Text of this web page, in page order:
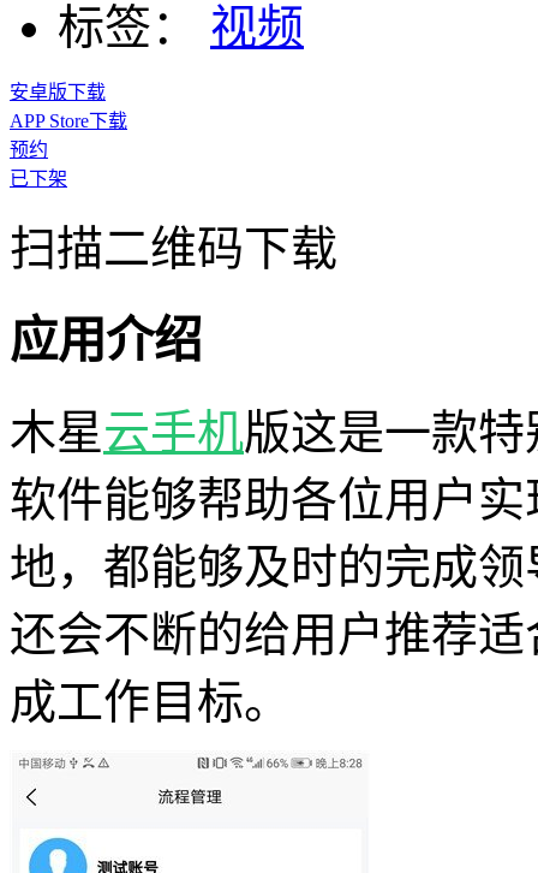
标签：
视频
安卓版下载
APP Store下载
预约
已下架
扫描二维码下载
应用介绍
木星云手机版这是一款
软件能够帮助各位用户
地，都能够及时的完成
还会不断的给用户推荐
成工作目标。